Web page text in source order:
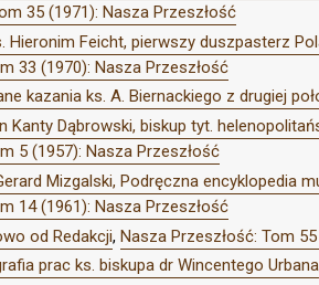
35 (1971): Nasza Przeszłość
Hieronim Feicht, pierwszy duszpasterz
33 (1970): Nasza Przeszłość
kazania ks. A. Biernackiego z drugiej
Kanty Dąbrowski, biskup tyt.
5 (1957): Nasza Przeszłość
Mizgalski, Podręczna encyklopedia
14 (1961): Nasza Przeszłość
od Redakcji, Nasza Przeszłość: Tom
prac ks. biskupa dr Wincentego Urbana